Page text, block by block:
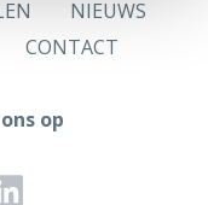
NIEUWS
CONTACT
op